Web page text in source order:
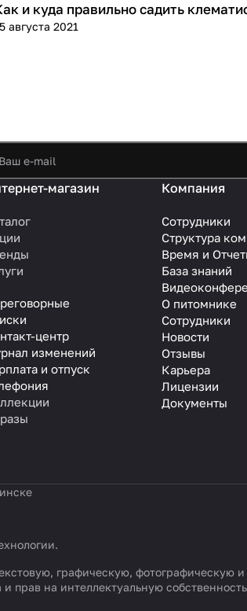
Посадка и уход
и куда правильно садить
августа 2021
магазин
центр
изменений
и отпуск
Компания
Сотрудники
Структура
Время и
База знаний
О питомнике
Сотрудники
Новости
Отзывы
Карьера
Лицензии
Документы
.
графическую,
прав на интеллектуальную